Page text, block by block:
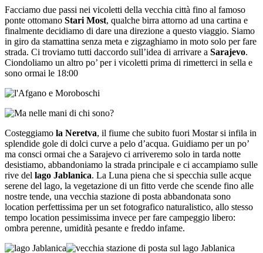
Facciamo due passi nei vicoletti della vecchia città fino al famoso
ponte ottomano Stari Most, qualche birra attorno ad una cartina e
finalmente decidiamo di dare una direzione a questo viaggio. Siamo
in giro da stamattina senza meta e zigzaghiamo in moto solo per fare
strada. Ci troviamo tutti daccordo sull’idea di arrivare a Sarajevo.
Ciondoliamo un altro po’ per i vicoletti prima di rimetterci in sella e
sono ormai le 18:00
Costeggiamo la Neretva, il fiume che subito fuori Mostar si infila in
splendide gole di dolci curve a pelo d’acqua. Guidiamo per un po’
ma consci ormai che a Sarajevo ci arriveremo solo in tarda notte
desistiamo, abbandoniamo la strada principale e ci accampiamo sulle
rive del lago Jablanica. La Luna piena che si specchia sulle acque
serene del lago, la vegetazione di un fitto verde che scende fino alle
nostre tende, una vecchia stazione di posta abbandonata sono
location perfettissima per un set fotografico naturalistico, allo stesso
tempo location pessimissima invece per fare campeggio libero:
ombra perenne, umidità pesante e freddo infame.